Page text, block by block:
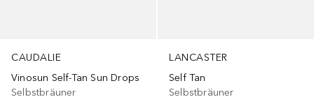
CAUDALIE
Vinosun Self-Tan Sun Drops
Selbstbräuner
LANCASTER
Self Tan
Selbstbräuner